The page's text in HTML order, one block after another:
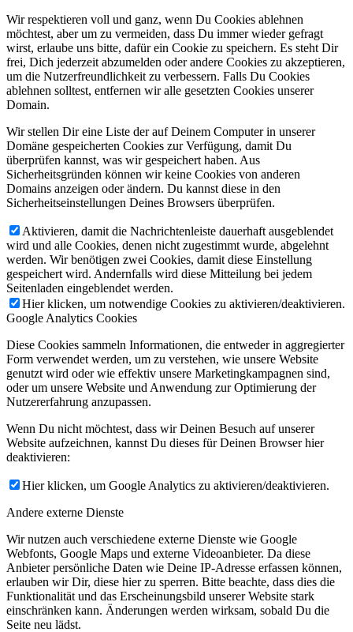
Wir respektieren voll und ganz, wenn Du Cookies ablehnen
möchtest, aber um zu vermeiden, dass Du immer wieder gefragt
wirst, erlaube uns bitte, dafür ein Cookie zu speichern. Es steht Dir
frei, Dich jederzeit abzumelden oder andere Cookies zu akzeptieren,
um die Nutzerfreundlichkeit zu verbessern. Falls Du Cookies
ablehnen solltest, entfernen wir alle gesetzten Cookies unserer
Domain.
Wir stellen Dir eine Liste der auf Deinem Computer in unserer
Domäne gespeicherten Cookies zur Verfügung, damit Du
überprüfen kannst, was wir gespeichert haben. Aus
Sicherheitsgründen können wir keine Cookies von anderen
Domains anzeigen oder ändern. Du kannst diese in den
Sicherheitseinstellungen Deines Browsers überprüfen.
Aktivieren, damit die Nachrichtenleiste dauerhaft ausgeblendet
wird und alle Cookies, denen nicht zugestimmt wurde, abgelehnt
werden. Wir benötigen zwei Cookies, damit diese Einstellung
gespeichert wird. Andernfalls wird diese Mitteilung bei jedem
Seitenladen eingeblendet werden.
Hier klicken, um notwendige Cookies zu aktivieren/deaktivieren.
Google Analytics Cookies
Diese Cookies sammeln Informationen, die entweder in aggregierter
Form verwendet werden, um zu verstehen, wie unsere Website
genutzt wird oder wie effektiv unsere Marketingkampagnen sind,
oder um unsere Website und Anwendung zur Optimierung der
Nutzererfahrung anzupassen.
Wenn Du nicht möchtest, dass wir Deinen Besuch auf unserer
Website aufzeichnen, kannst Du dieses für Deinen Browser hier
deaktivieren:
Hier klicken, um Google Analytics zu aktivieren/deaktivieren.
Andere externe Dienste
Wir nutzen auch verschiedene externe Dienste wie Google
Webfonts, Google Maps und externe Videoanbieter. Da diese
Anbieter persönliche Daten wie Deine IP-Adresse erfassen können,
erlauben wir Dir, diese hier zu sperren. Bitte beachte, dass dies die
Funktionalität und das Erscheinungsbild unserer Website stark
einschränken kann. Änderungen werden wirksam, sobald Du die
Seite neu lädst.